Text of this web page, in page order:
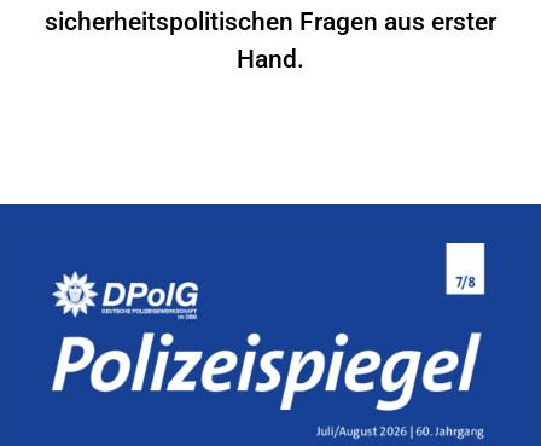
sicherheitspolitischen Fragen aus erster
Hand.